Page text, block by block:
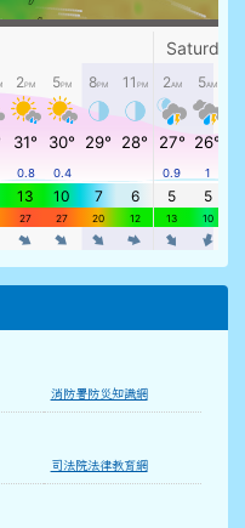
消防署防災知識網
司法院法律教育網